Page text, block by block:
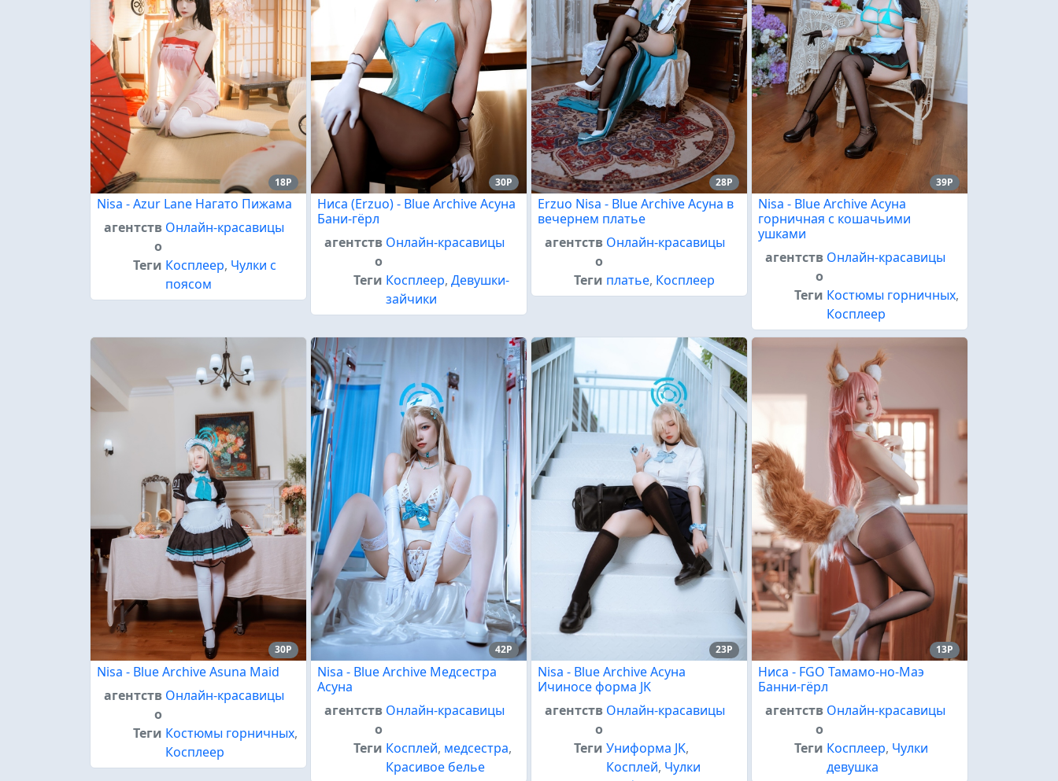
18P
Nisa - Azur Lane Нагато Пижама
агентств
о
Онлайн-красавицы
Теги Косплеер, Чулки с
поясом
30P
Ниса (Erzuo) - Blue Archive Асуна
Бани-гёрл
агентств
о
Онлайн-красавицы
Теги Косплеер,Девушки-
зайчики
28P
Erzuo Nisa - Blue Archive Асуна в
вечернем платье
агентств
о
Онлайн-красавицы
Теги платье, Косплеер
39P
Nisa - Blue Archive Асуна
горничная с кошачьими
ушками
агентств
о
Онлайн-красавицы
Теги Костюмы горничных,
Косплеер
30P
Nisa - Blue Archive Asuna Maid
агентств
о
Онлайн-красавицы
Теги Костюмы горничных,
Косплеер
42P
Nisa - Blue Archive Медсестра
Асуна
агентств
о
Онлайн-красавицы
Теги Косплей, медсестра,
Красивое белье
23P
Nisa - Blue Archive Асуна
Ичиносе форма JK
агентств
о
Онлайн-красавицы
Теги Униформа JK,
Косплей, Чулки
13P
Ниса - FGO Тамамо-но-Маэ
Банни-гёрл
агентств
о
Онлайн-красавицы
Теги Косплеер, Чулки
девушка